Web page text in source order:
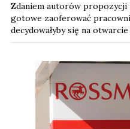
Zdaniem autorów propozycji
gotowe zaoferować
decydowałyby się na